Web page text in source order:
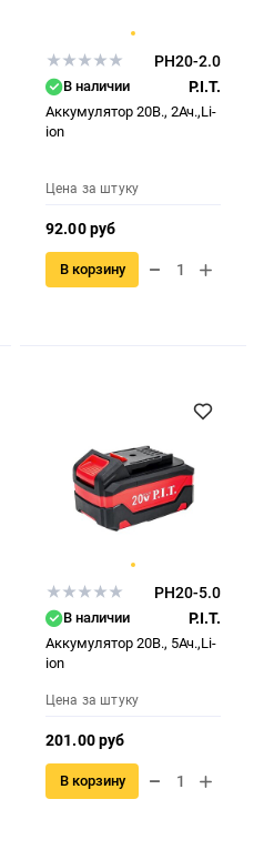
PH20-2.0
В наличии P.I.T.
Аккумулятор 20В., 2Ач.,Li-
ion
Цена за штуку
92.00 руб
В корзину
PH20-5.0
В наличии P.I.T.
Аккумулятор 20В., 5Ач.,Li-
ion
Цена за штуку
201.00 руб
В корзину